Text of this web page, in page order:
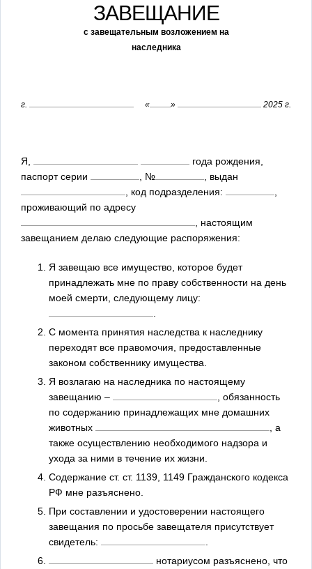
ЗАВЕЩАНИЕ
с завещательным возложением на
наследника
г. « » 2025 г.
Я,
года рождения,
паспорт серии
, №
, выдан
, код подразделения:
проживающий по адресу
, настоящим
завещанием делаю следующие распоряжения:
Я завещаю все имущество, которое будет
принадлежать мне по праву собственности на день
моей смерти, следующему лицу:
С момента принятия наследства к наследнику
переходят все правомочия, предоставленные
законом собственнику имущества.
Я возлагаю на наследника по настоящему
завещанию –
, обязанность
по содержанию принадлежащих мне домашних
животных
, а
также осуществлению необходимого надзора и
ухода за ними в течение их жизни.
Содержание ст. ст. 1139, 1149 Гражданского кодекса
РФ мне разъяснено.
При составлении и удостоверении настоящего
завещания по просьбе завещателя присутствует
свидетель:
нотариусом разъяснено, что